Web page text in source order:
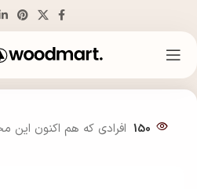
150 افرادی که هم اکنون این